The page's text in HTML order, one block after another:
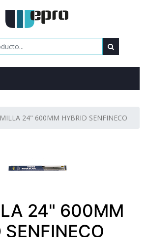
24" 600MM HYBRID SENFINECO
24" 600MM
SENFINECO